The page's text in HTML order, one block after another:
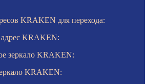
KRAKEN для перехода:
KRAKEN:
зеркало KRAKEN:
KRAKEN: